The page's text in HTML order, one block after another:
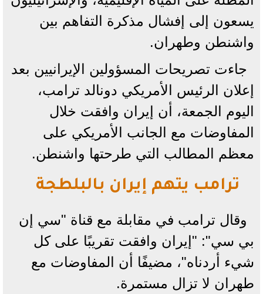
يسعون إلى إفشال مذكرة التفاهم بين
واشنطن وطهران.
جاءت تصريحات المسؤولين الإيرانيين بعد
إعلان الرئيس الأمريكي دونالد ترامب،
اليوم الجمعة، أن إيران وافقت خلال
المفاوضات مع الجانب الأمريكي على
معظم المطالب التي طرحتها واشنطن.
ترامب يتهم إيران بالبلطجة
وقال ترامب في مقابلة مع قناة "سي إن
بي سي": "إيران وافقت تقريبًا على كل
شيء أردناه"، مضيفًا أن المفاوضات مع
طهران لا تزال مستمرة.